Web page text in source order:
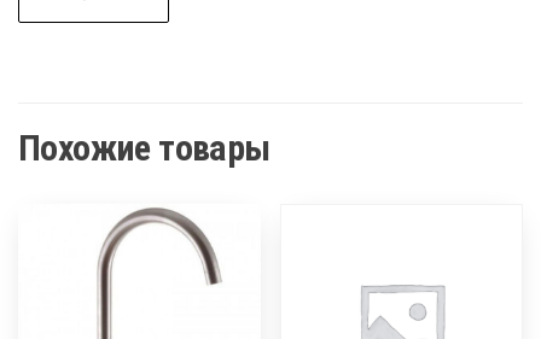
Похожие товары